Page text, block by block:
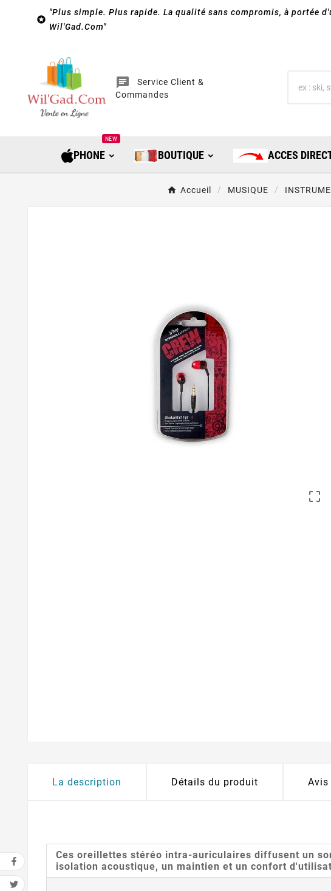

"Plus simple. Plus rapide. La qualité sans compromis, à portée
Wil'Gad.Com"
chat
Service Client &
Commandes
PHONE
NEW
BOUTIQUE ACCES
Accueil MUSIQUE

La description Détails du produit Avis
Ces oreillettes stéréo intra-auriculaires diffusent un
isolation acoustique, un maintien et un confort